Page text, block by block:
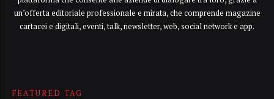
un’offerta editoriale professionale e mirata, che comprende magazine
cartacei e digitali, eventi, talk, newsletter, web, social network e app.
FEATURED TAG